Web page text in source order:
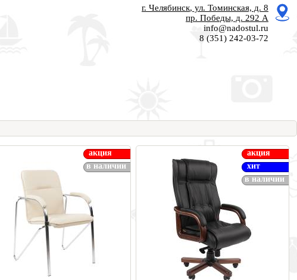
г. Челябинск, ул. Томинская, д. 8
пр. Победы, д. 292 А
info@nadostul.ru
8 (351) 242-03-72
акция
в наличии
акция
хит
в наличии